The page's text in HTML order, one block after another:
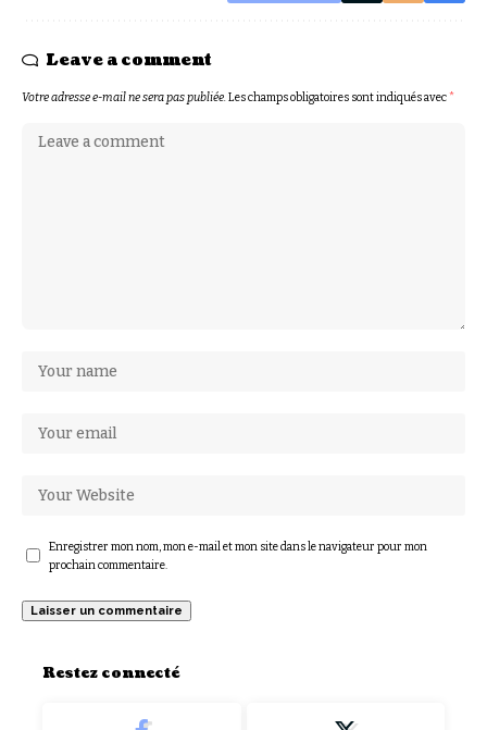
Leave a comment
Votre adresse e-mail ne sera pas publiée.Les champs obligatoires sont indiqués avec*
Enregistrer mon nom, mon e-mail et mon site dans le navigateur pour mon
prochain commentaire.
Restez connecté